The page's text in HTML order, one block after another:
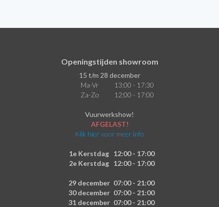
Openingstijden showroom
15 t/m 28 december
Ma-Vr
13:00 - 17:30
Za-Zo
12:00 - 17:00
Vuurwerkshow!
AFGELAST!
Klik hier voor meer info
1e Kerstdag 12:00 - 17:00
2e Kerstdag 12:00 - 17:00
29 december 07:00 - 21:00
30 december 07:00 - 21:00
31 december 07:00 - 21:00